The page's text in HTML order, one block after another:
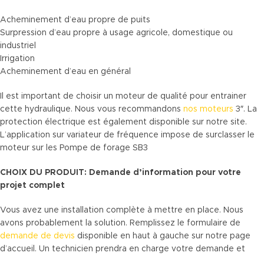
Acheminement d’eau propre de puits
Surpression d’eau propre à usage agricole, domestique ou
industriel
Irrigation
Acheminement d’eau en général
Il est important de choisir un moteur de qualité pour entrainer
cette hydraulique. Nous vous recommandons nos moteurs 3″. La
protection électrique est également disponible sur notre site.
L’application sur variateur de fréquence impose de surclasser le
moteur sur les Pompe de forage SB3
CHOIX DU PRODUIT: Demande d’information pour votre
projet complet
Vous avez une installation complète à mettre en place. Nous
avons probablement la solution. Remplissez le formulaire de
demande de devis disponible en haut à gauche sur notre page
d’accueil. Un technicien prendra en charge votre demande et